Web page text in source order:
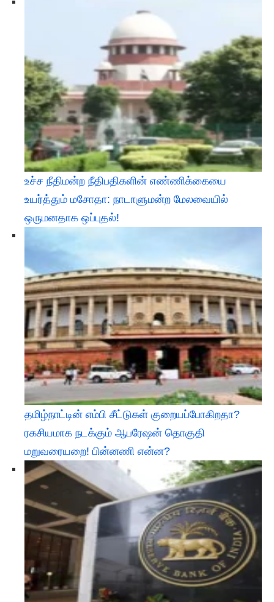
உச்ச நீதிமன்ற நீதிபதிகளின் எண்ணிக்கையை
உயர்த்தும் மசோதா: நாடாளுமன்ற மேலவையில்
ஒருமனதாக ஒப்புதல்!
தமிழ்நாட்டின் எம்பி சீட்டுகள் குறையப்போகிறதா?
ரகசியமாக நடக்கும் ஆபரேஷன் தொகுதி
மறுவரையறை! பின்னணி என்ன?